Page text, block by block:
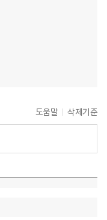
도움말 삭제기준